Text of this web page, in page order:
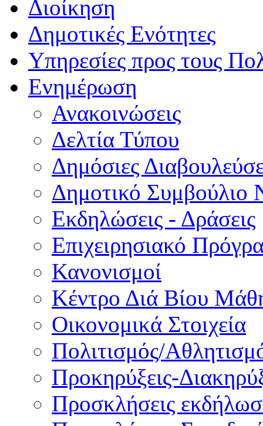
Διοίκηση
Δημοτικές Ενότητες
Υπηρεσίες προς τους
Ενημέρωση
Ανακοινώσεις
Δελτία Τύπου
Δημόσιες
Δημοτικό Συμβούλιο
Εκδηλώσεις - Δράσεις
Επιχειρησιακό
Κανονισμοί
Κέντρο Διά Βίου
Οικονομικά Στοιχεία
Πολιτισμός/
Προκηρύξεις-
Προσκλήσεις